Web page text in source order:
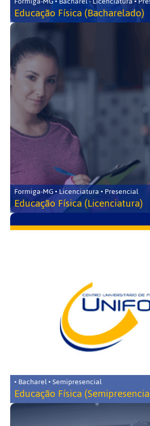
Educação Física (Bacharelado)
Formiga-MG • Licenciatura • Presencial
Educação Física (Licenciatura)
• Bacharel • Semipresencial
Educação Física